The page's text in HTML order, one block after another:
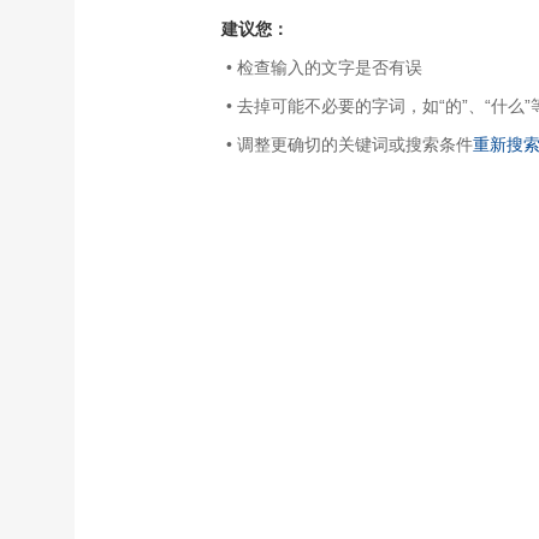
建议您：
• 检查输入的文字是否有误
• 去掉可能不必要的字词，如“的”、“什么”
• 调整更确切的关键词或搜索条件重新搜索